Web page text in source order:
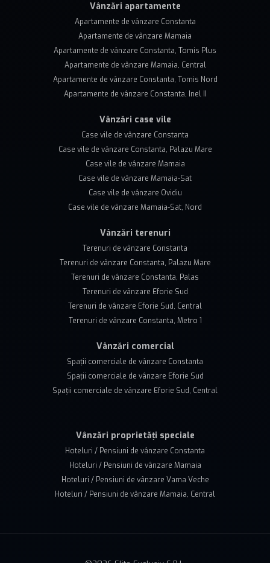
Vânzări apartamente
Apartamente de vânzare Constanta
Apartamente de vânzare Mamaia
Apartamente de vânzare Constanta, Tomis Plus
Apartamente de vânzare Mamaia, Central
Apartamente de vânzare Constanta, Tomis Nord
Apartamente de vânzare Constanta, Inel II
Vânzări case vile
Case vile de vânzare Constanta
Case vile de vânzare Constanta, Palazu Mare
Case vile de vânzare Mamaia
Case vile de vânzare Mamaia-Sat
Case vile de vânzare Ovidiu
Case vile de vânzare Mamaia-Sat, Nord
Vânzări terenuri
Terenuri de vânzare Constanta
Terenuri de vânzare Constanta, Palazu Mare
Terenuri de vânzare Constanta, Palas
Terenuri de vânzare Eforie Sud
Terenuri de vânzare Eforie Sud, Central
Terenuri de vânzare Constanta, Metro 1
Vânzări comercial
Spații comerciale de vânzare Constanta
Spații comerciale de vânzare Eforie Sud
Spații comerciale de vânzare Eforie Sud, Central
Vânzări proprietăți speciale
Hoteluri / Pensiuni de vânzare Constanta
Hoteluri / Pensiuni de vânzare Mamaia
Hoteluri / Pensiuni de vânzare Vama Veche
Hoteluri / Pensiuni de vânzare Mamaia, Central